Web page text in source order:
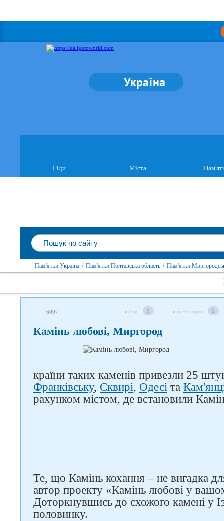
Україна
Гіди Міста
Пам'ятки Україна / Пам'ятки Полтавська область / Пам'ятки
6097 я був 1 я хочу сюди 1
Камінь любові, Миргород
країни таких каменів привезли 25
Франківську, Сквирі, Одесі та
рахунком містом, де встановили
Те, що Камінь кохання – не вигадка
автор проекту «Камінь любові у
Доторкнувшись до схожого камені у
половинку.